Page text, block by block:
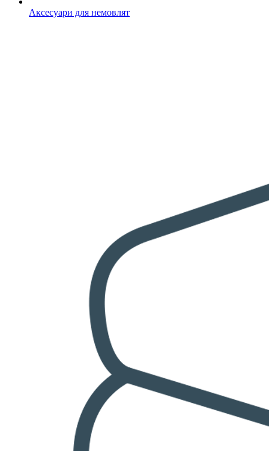
Аксесуари для немовлят